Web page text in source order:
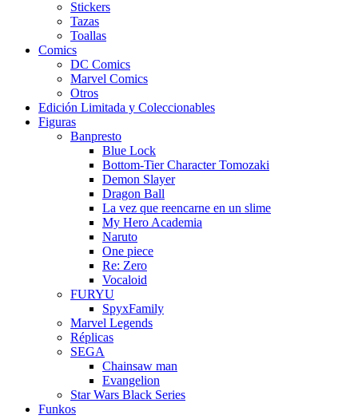
Stickers
Tazas
Toallas
Comics
DC Comics
Marvel Comics
Otros
Edición Limitada y Coleccionables
Figuras
Banpresto
Blue Lock
Bottom-Tier Character Tomozaki
Demon Slayer
Dragon Ball
La vez que reencarne en un slime
My Hero Academia
Naruto
One piece
Re: Zero
Vocaloid
FURYU
SpyxFamily
Marvel Legends
Réplicas
SEGA
Chainsaw man
Evangelion
Star Wars Black Series
Funkos